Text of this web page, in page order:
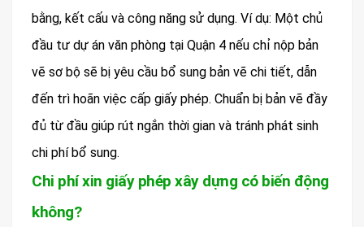
bằng, kết cấu và công năng sử dụng. Ví dụ: Một chủ
đầu tư dự án văn phòng tại Quận 4 nếu chỉ nộp bản
vẽ sơ bộ sẽ bị yêu cầu bổ sung bản vẽ chi tiết, dẫn
đến trì hoãn việc cấp giấy phép. Chuẩn bị bản vẽ đầy
đủ từ đầu giúp rút ngắn thời gian và tránh phát sinh
chi phí bổ sung.
Chi phí xin giấy phép xây dựng có biến động
không?